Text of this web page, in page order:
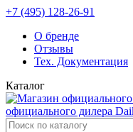
+7 (495) 128-26-91
О бренде
Отзывы
Тех. Документация
Каталог
официального дилера